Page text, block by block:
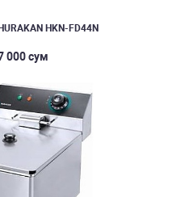
HKN-FD44N
000 сум